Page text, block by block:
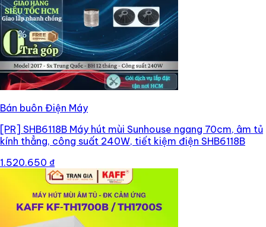
Bán buôn Điện Máy
[PR] SHB6118B Máy hút mùi Sunhouse ngang 70cm, âm tủ
kính thẳng, công suất 240W, tiết kiệm điện SHB6118B
1.520.650 ₫